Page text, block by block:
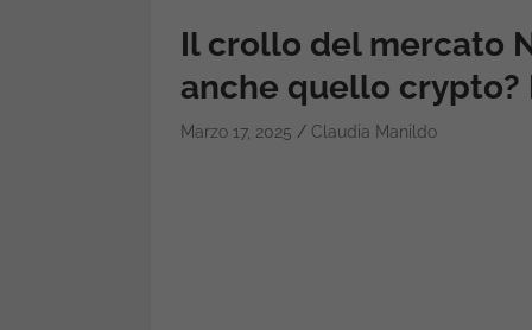
Il crollo del mercato
anche quello crypto?
Marzo 17, 2025 Claudia Manildo